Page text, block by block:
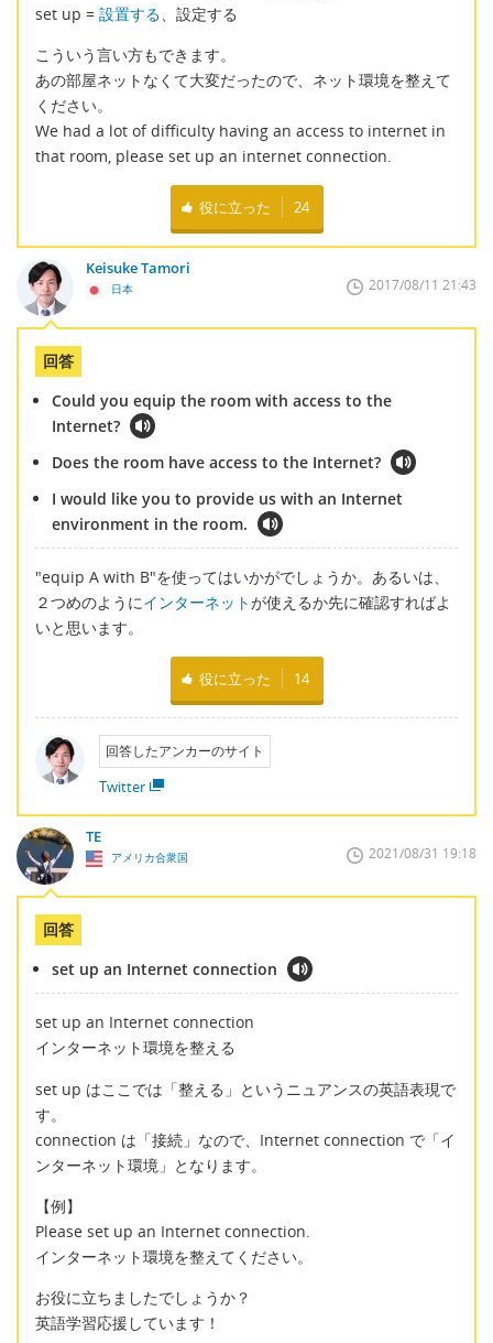
set up = 設置する、設定する
こういう言い方もできます。
あの部屋ネットなくて大変だったので、ネット環境を整えて
ください。
We had a lot of difficulty having an access to internet in
that room, please set up an internet connection.
役に立った 24
Keisuke Tamori
日本 2017/08/11 21:43
回答
Could you equip the room with access to the
Internet?
Does the room have access to the Internet?
I would like you to provide us with an Internet
environment in the room.
"equip A with B"を使ってはいかがでしょうか。あるいは、
２つめのようにインターネットが使えるか先に確認すればよ
いと思います。
役に立った 14
回答したアンカーのサイト
Twitter
TE
アメリカ合衆国 2021/08/31 19:18
回答
set up an Internet connection
set up an Internet connection
インターネット環境を整える
set up はここでは「整える」というニュアンスの英語表現で
す。
connection は「接続」なので、Internet connection で「イ
ンターネット環境」となります。
【例】
Please set up an Internet connection.
インターネット環境を整えてください。
お役に立ちましたでしょうか？
英語学習応援しています！